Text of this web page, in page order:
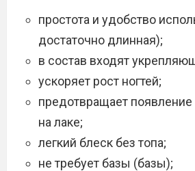
простота и удобство
достаточно длинная);
в состав входят
ускоряет рост ногтей;
предотвращает
на лаке;
легкий блеск без топа;
не требует базы (базы);